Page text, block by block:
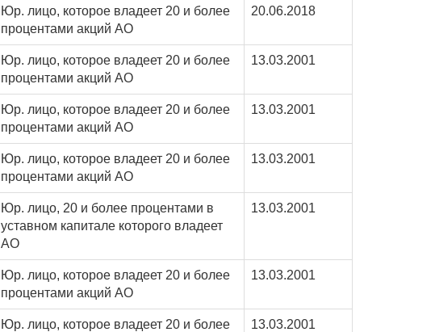
Юр. лицо, которое владеет 20 и более
процентами акций АО
20.06.2018
Юр. лицо, которое владеет 20 и более
процентами акций АО
13.03.2001
Юр. лицо, которое владеет 20 и более
процентами акций АО
13.03.2001
Юр. лицо, которое владеет 20 и более
процентами акций АО
13.03.2001
Юр. лицо, 20 и более процентами в
уставном капитале которого владеет
АО
13.03.2001
Юр. лицо, которое владеет 20 и более
процентами акций АО
13.03.2001
Юр. лицо, которое владеет 20 и более
13.03.2001